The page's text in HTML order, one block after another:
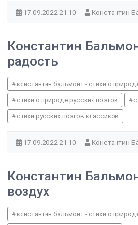
17.09.2022 21:10 Константин
Константин
радость
константин бальмонт - стихи о
стихи о природе русских поэтов
стихи русских поэтов классиков
17.09.2022 21:10 Константин
Константин
воздух
константин бальмонт - стихи о